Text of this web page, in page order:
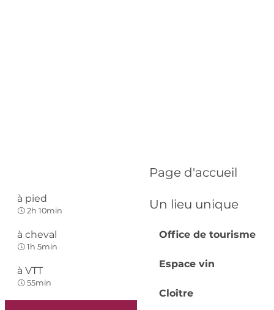
Page d'accueil
Un lieu unique
Office de tourisme
Espace vin
Cloître
à pied
2h 10min Facile
à cheval
1h 5min
à VTT
55min